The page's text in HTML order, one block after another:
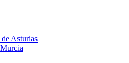
Asturias